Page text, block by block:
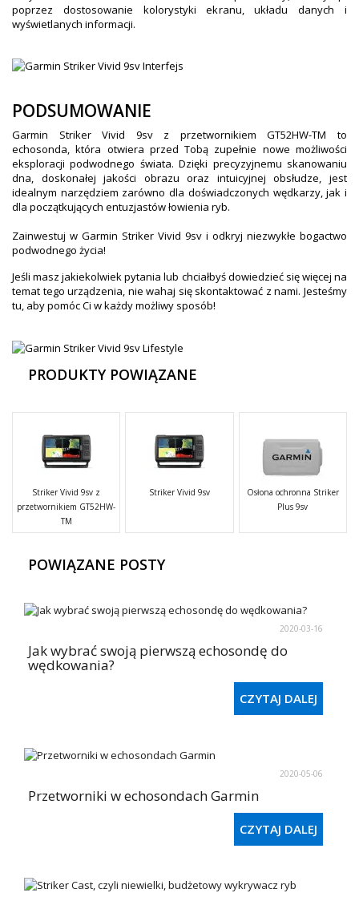
poprzez dostosowanie kolorystyki ekranu, układu danych i
wyświetlanych informacji.
PODSUMOWANIE
Garmin Striker Vivid 9sv z przetwornikiem GT52HW-TM to
echosonda, która otwiera przed Tobą zupełnie nowe możliwości
eksploracji podwodnego świata. Dzięki precyzyjnemu skanowaniu
dna, doskonałej jakości obrazu oraz intuicyjnej obsłudze, jest
idealnym narzędziem zarówno dla doświadczonych wędkarzy, jak i
dla początkujących entuzjastów łowienia ryb.
Zainwestuj w Garmin Striker Vivid 9sv i odkryj niezwykłe bogactwo
podwodnego życia!
Jeśli masz jakiekolwiek pytania lub chciałbyś dowiedzieć się więcej na
temat tego urządzenia, nie wahaj się skontaktować z nami. Jesteśmy
tu, aby pomóc Ci w każdy możliwy sposób!
PRODUKTY POWIĄZANE
Striker Vivid 9sv z
przetwornikiem GT52HW-
TM
Striker Vivid 9sv
Osłona ochronna Striker
Plus 9sv
POWIĄZANE POSTY
2020-03-16
Jak wybrać swoją pierwszą echosondę do
wędkowania?
CZYTAJ DALEJ
2020-05-06
Przetworniki w echosondach Garmin
CZYTAJ DALEJ